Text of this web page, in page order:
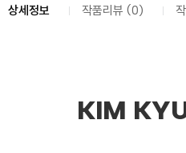
상세정보 작품리뷰 (0)
KIM